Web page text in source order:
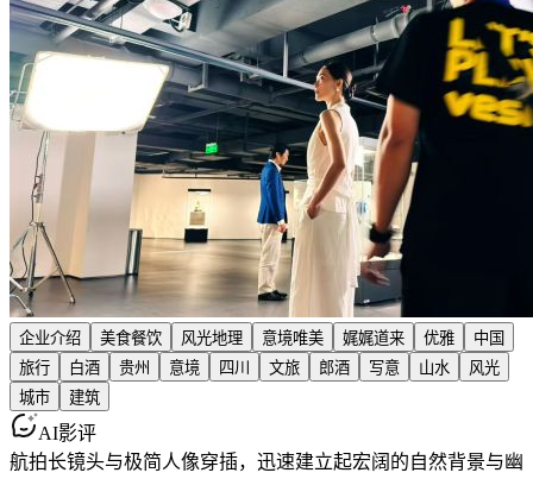
企业介绍 美食餐饮 风光地理 意境唯美 娓娓道来 优雅
中国
旅行
白酒 贵州 意境 四川 文旅 郎酒 写意 山水
风光
城市
建筑
AI影评
航拍长镜头与极简人像穿插，迅速建立起宏阔的自然背景与幽